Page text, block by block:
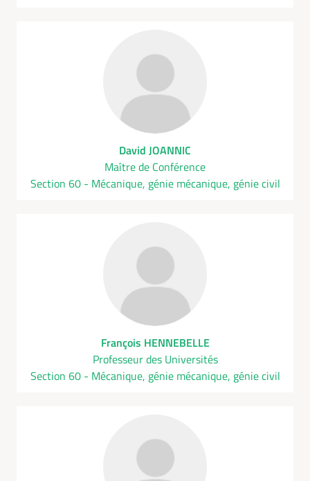
David JOANNIC
Maître de Conférence
Section 60 - Mécanique, génie mécanique, génie civil
François HENNEBELLE
Professeur des Universités
Section 60 - Mécanique, génie mécanique, génie civil